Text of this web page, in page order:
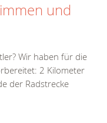
und
Wir haben für die
2 Kilometer
der Radstrecke